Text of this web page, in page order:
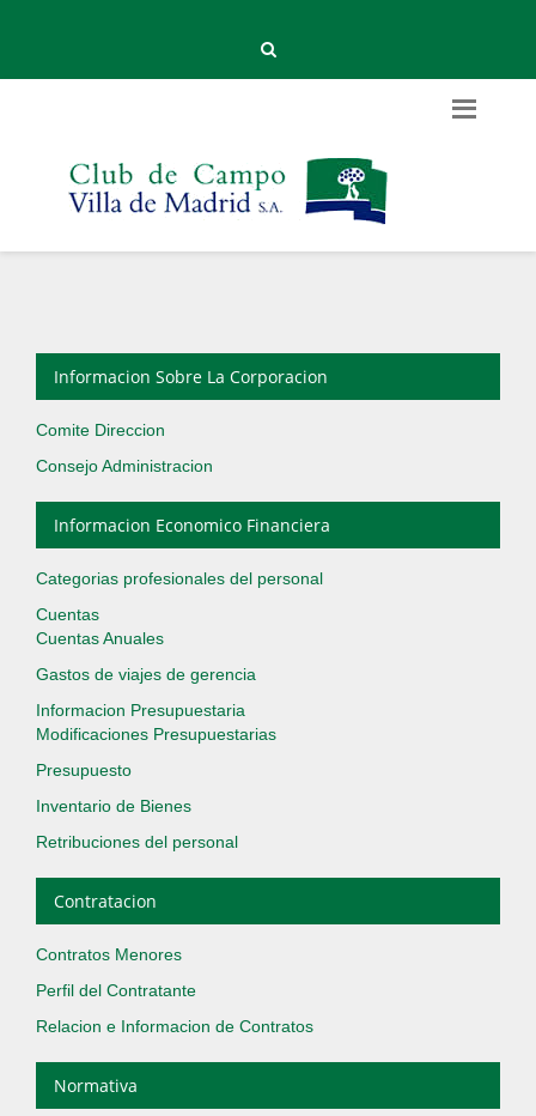
Informacion Sobre La Corporacion
Comite Direccion
Consejo Administracion
Informacion Economico Financiera
Categorias profesionales del personal
Cuentas
Cuentas Anuales
Gastos de viajes de gerencia
Informacion Presupuestaria
Modificaciones Presupuestarias
Presupuesto
Inventario de Bienes
Retribuciones del personal
Contratacion
Contratos Menores
Perfil del Contratante
Relacion e Informacion de Contratos
Normativa